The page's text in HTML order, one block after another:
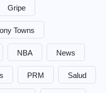
Gripe
Towns
NBA News
PRM Salud